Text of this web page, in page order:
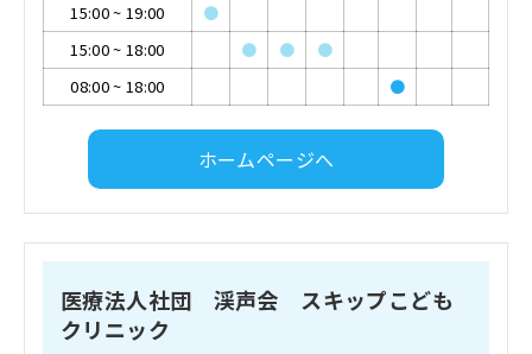
15:00~ 19:00
●
15:00~ 18:00 ● ●
●
08:00~ 18:00 ●
ホームページへ
医療法人社団 渓声会 スキップこども
クリニック